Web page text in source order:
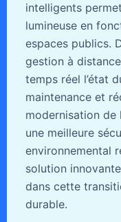
intelligents
lumineuse en
espaces publics.
gestion à
temps réel l’état
maintenance et
modernisation de
une meilleure
environnemental
solution
dans cette
durable.